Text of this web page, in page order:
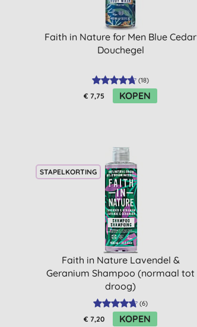
Faith in Nature for Men Blue Cedar
Douchegel
(18)
€ 7,75 KOPEN
STAPELKORTING
Faith in Nature Lavendel &
Geranium Shampoo (normaal tot
droog)
(6)
€ 7,20 KOPEN